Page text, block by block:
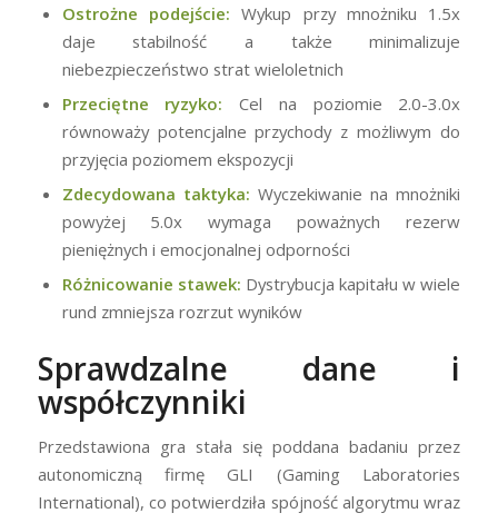
Ostrożne podejście: Wykup przy mnożniku 1.5x
daje stabilność a także minimalizuje
niebezpieczeństwo strat wieloletnich
Przeciętne ryzyko: Cel na poziomie 2.0-3.0x
równoważy potencjalne przychody z możliwym do
przyjęcia poziomem ekspozycji
Zdecydowana taktyka: Wyczekiwanie na mnożniki
powyżej 5.0x wymaga poważnych rezerw
pieniężnych i emocjonalnej odporności
Różnicowanie stawek: Dystrybucja kapitału w wiele
rund zmniejsza rozrzut wyników
Sprawdzalne dane i
współczynniki
Przedstawiona gra stała się poddana badaniu przez
autonomiczną firmę GLI (Gaming Laboratories
International), co potwierdziła spójność algorytmu wraz